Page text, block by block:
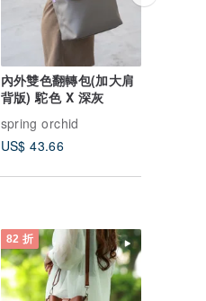
內外雙色翻轉包(加大肩
背版) 駝色 X 深灰
spring orchid
US$ 43.66
82 折